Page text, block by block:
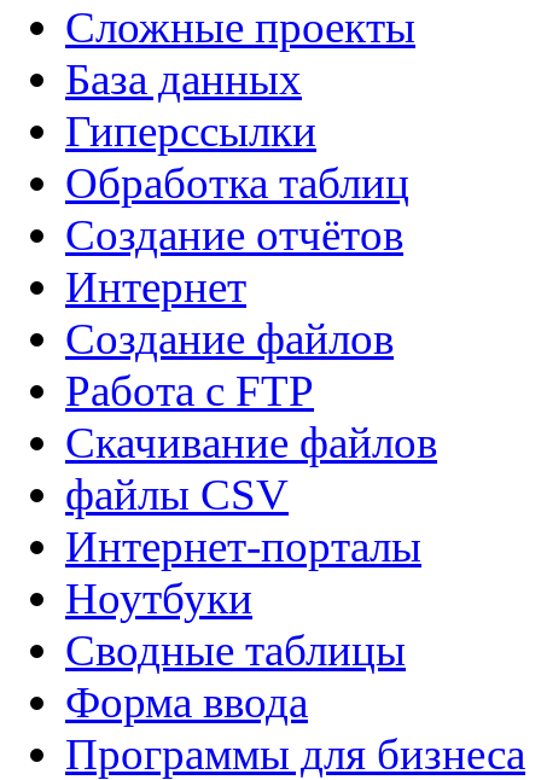
Сложные проекты
База данных
Гиперссылки
Обработка таблиц
Создание отчётов
Интернет
Создание файлов
Работа с FTP
Скачивание файлов
файлы CSV
Интернет-порталы
Ноутбуки
Сводные таблицы
Форма ввода
Программы для бизнеса